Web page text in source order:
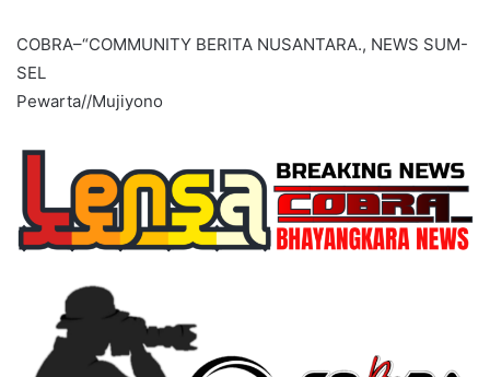
COBRA–“COMMUNITY BERITA NUSANTARA., NEWS SUM-
SEL
Pewarta//Mujiyono